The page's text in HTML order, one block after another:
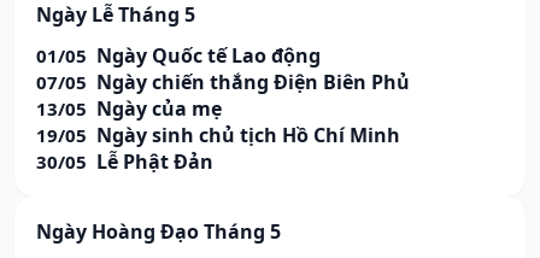
Ngày Lễ Tháng 5
01/05 Ngày Quốc tế Lao động
07/05 Ngày chiến thắng Điện Biên Phủ
13/05 Ngày của mẹ
19/05 Ngày sinh chủ tịch Hồ Chí Minh
30/05 Lễ Phật Đản
Ngày Hoàng Đạo Tháng 5